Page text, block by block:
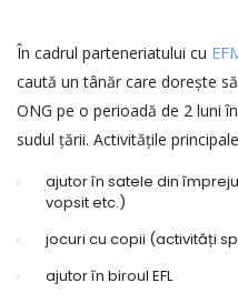
În cadrul parteneriatului cu
caută un tânăr care dorește
ONG pe o perioadă de 2 luni
sudul țării. Activitățile
ajutor în satele din
vopsit etc.)
jocuri cu copii (activități
ajutor în biroul EFL